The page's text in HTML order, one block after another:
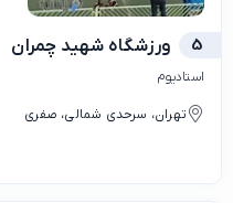
5 ورزشگاه شهید چمران
استادیوم
تهران، سرحدی شمالی، صفری